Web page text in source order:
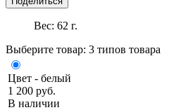
Вес: 62 г.
Выберите товар: 3 типов товара
Цвет - белый
1 200 руб.
В наличии